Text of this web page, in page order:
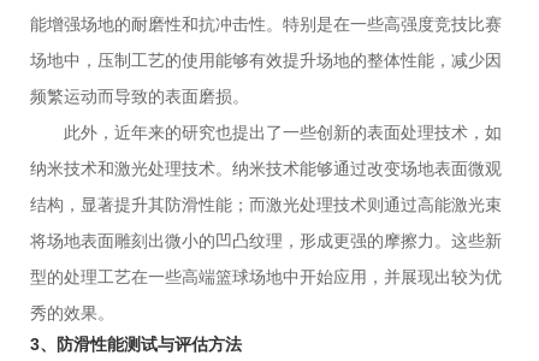
能增强场地的耐磨性和抗冲击性。特别是在一些高强度竞技比赛
场地中，压制工艺的使用能够有效提升场地的整体性能，减少因
频繁运动而导致的表面磨损。
此外，近年来的研究也提出了一些创新的表面处理技术，如
纳米技术和激光处理技术。纳米技术能够通过改变场地表面微观
结构，显著提升其防滑性能；而激光处理技术则通过高能激光束
将场地表面雕刻出微小的凹凸纹理，形成更强的摩擦力。这些新
型的处理工艺在一些高端篮球场地中开始应用，并展现出较为优
秀的效果。
3、防滑性能测试与评估方法